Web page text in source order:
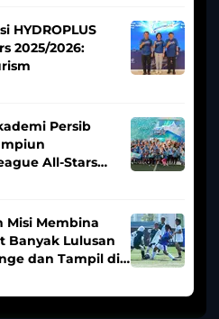
HYDROPLUS
2025/2026:
Persib
All-Stars
Misi Membina
Banyak Lulusan
dan Tampil di